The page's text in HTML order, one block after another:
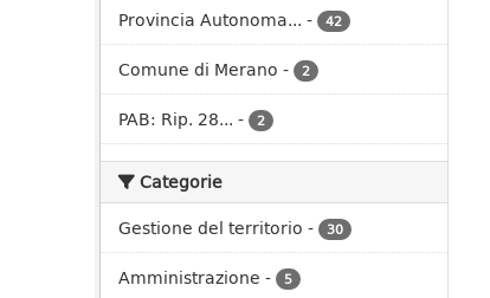
Provincia Autonoma... - 42
Comune di Merano - 2
PAB: Rip. 28... - 2
Categorie
Gestione del territorio - 30
Amministrazione - 5